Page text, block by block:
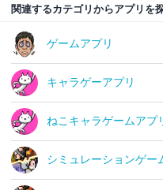
関連するカテゴリからアプリを
ゲームアプリ
キャラゲーアプリ
ねこキャラゲームアプ
シミュレーションゲー